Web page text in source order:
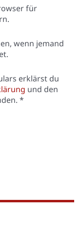
für
wenn jemand
erklärst du
und den
*